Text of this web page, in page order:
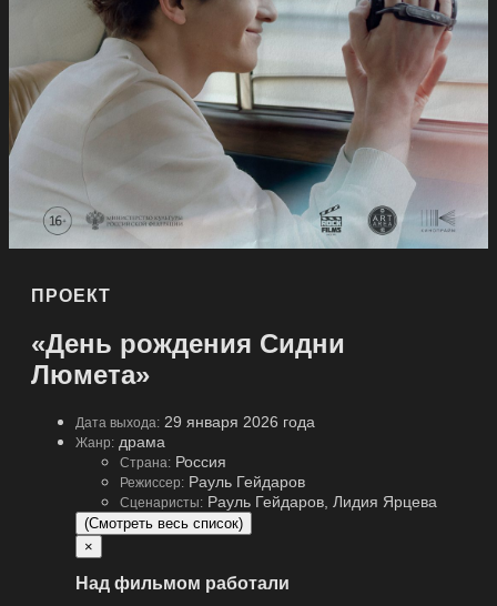
ПРОЕКТ
«День рождения Сидни
Люмета»
Дата выхода: 29 января 2026 года
Жанр: драма
Страна: Россия
Режиссер: Рауль Гейдаров
Сценаристы: Рауль Гейдаров, Лидия Ярцева
(Смотреть весь список)
×
Над фильмом работали